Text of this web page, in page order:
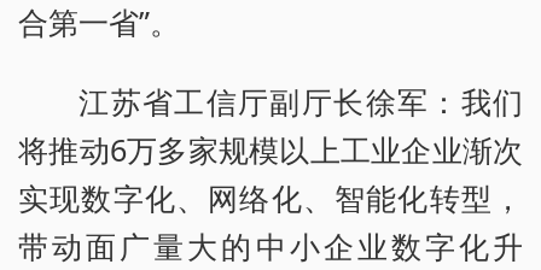
合第一省”。
江苏省工信厅副厅长徐军：我们
将推动6万多家规模以上工业企业渐次
实现数字化、网络化、智能化转型，
带动面广量大的中小企业数字化升